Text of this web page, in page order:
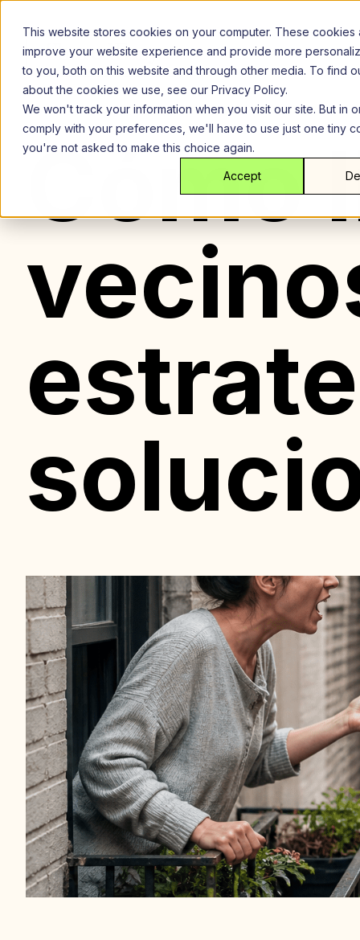
This website stores cookies on your computer. These cookies
improve your website experience and provide more
to you, both on this website and through other media. To find
about the cookies we use, see our Privacy Policy.
We won't track your information when you visit our site. But in
comply with your preferences, we'll have to use just one tiny
you're not asked to make this choice again.
Accept
Saltar
contenido
Cómo